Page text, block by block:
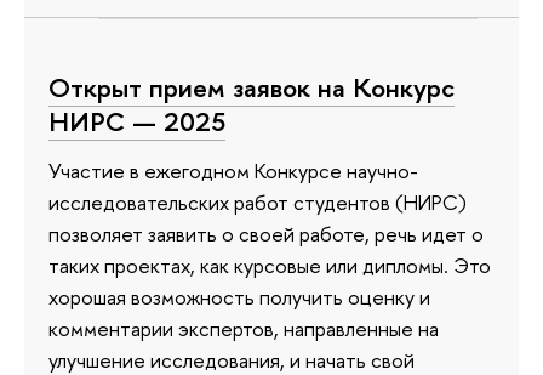
Открыт прием заявок на Конкурс
НИРС — 2025
Участие в ежегодном Конкурсе научно-
исследовательских работ студентов (НИРС)
позволяет заявить о своей работе, речь идет о
таких проектах, как курсовые или дипломы. Это
хорошая возможность получить оценку и
комментарии экспертов, направленные на
улучшение исследования, и начать свой